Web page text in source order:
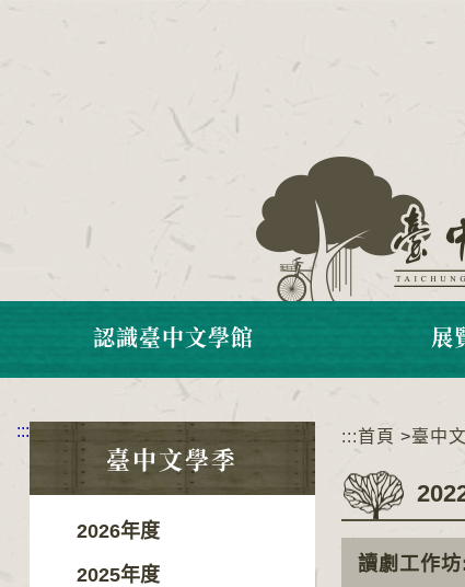
認識臺中文學館 展
:::
臺中文學季
2026年度
2025年度
:::首頁 >臺中
讀劇工作